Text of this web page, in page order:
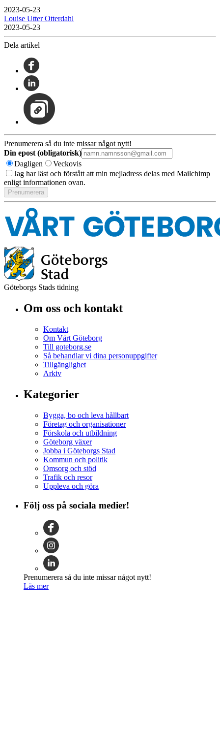
2023-05-23
Louise Utter Otterdahl
2023-05-23
Dela artikel
Prenumerera så du inte missar något nytt!
Din epost (obligatorisk)
Dagligen
Veckovis
Jag har läst och förstått att min mejladress delas med Mailchimp
enligt informationen ovan.
Göteborgs Stads tidning
Om oss och kontakt
Kontakt
Om Vårt Göteborg
Till goteborg.se
Så behandlar vi dina personuppgifter
Tillgänglighet
Arkiv
Kategorier
Bygga, bo och leva hållbart
Företag och organisationer
Förskola och utbildning
Göteborg växer
Jobba i Göteborgs Stad
Kommun och politik
Omsorg och stöd
Trafik och resor
Uppleva och göra
Följ oss på sociala medier!
Prenumerera så du inte missar något nytt!
Läs mer